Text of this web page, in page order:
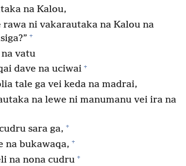
na Kalou,
rawa ni vakarautaka na Kalou na
+
vatu
dave na uciwai +
tale ga vei keda na madrai,
na lewe ni manumanu vei ira na
sara ga, +
na bukawaqa, +
na nona cudru +